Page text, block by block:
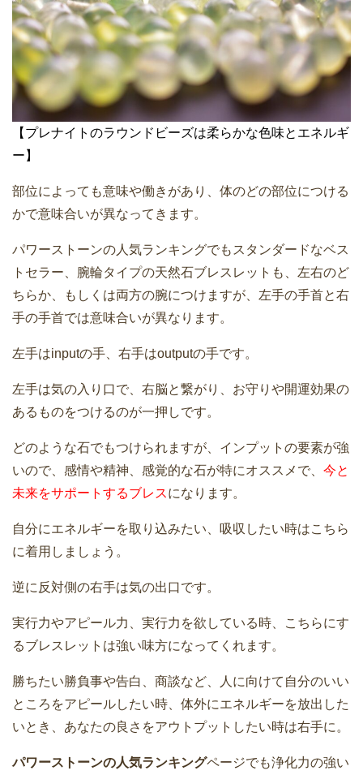
【プレナイトのラウンドビーズは柔らかな色味とエネルギ
ー】
部位によっても意味や働きがあり、体のどの部位につける
かで意味合いが異なってきます。
パワーストーンの人気ランキングでもスタンダードなベス
トセラー、腕輪タイプの天然石ブレスレットも、左右のど
ちらか、もしくは両方の腕につけますが、左手の手首と右
手の手首では意味合いが異なります。
左手はinputの手、右手はoutputの手です。
左手は気の入り口で、右脳と繋がり、お守りや開運効果の
あるものをつけるのが一押しです。
どのような石でもつけられますが、インプットの要素が強
いので、感情や精神、感覚的な石が特にオススメで、 今と
未来をサポートするブレスになります。
自分にエネルギーを取り込みたい、吸収したい時はこちら
に着用しましょう。
逆に反対側の右手は気の出口です。
実行力やアピール力、実行力を欲している時、こちらにす
るブレスレットは強い味方になってくれます。
勝ちたい勝負事や告白、商談など、人に向けて自分のいい
ところをアピールしたい時、体外にエネルギーを放出した
いとき、あなたの良さをアウトプットしたい時は右手に。
パワーストーンの人気ランキングページでも浄化力の強い